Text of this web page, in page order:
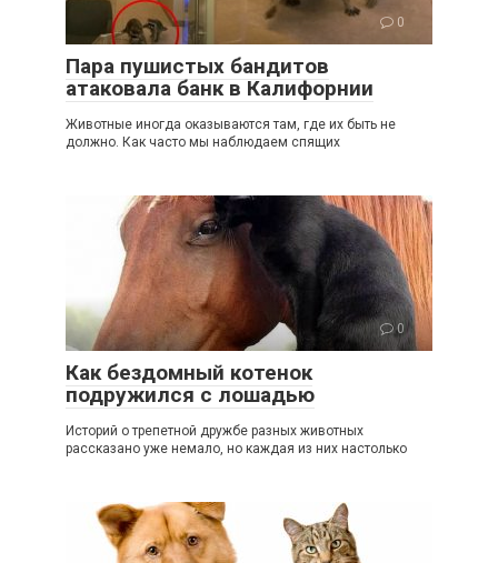
0
Пара пушистых бандитов
атаковала банк в Калифорнии
Животные иногда оказываются там, где их быть не
должно. Как часто мы наблюдаем спящих
0
Как бездомный котенок
подружился с лошадью
Историй о трепетной дружбе разных животных
рассказано уже немало, но каждая из них настолько